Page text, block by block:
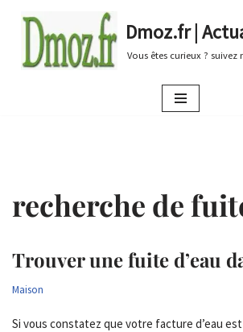
au
Dmoz.fr |
Vous êtes curieux ?
recherche de
Trouver une fuite d’eau
Maison
Si vous constatez que votre facture d’eau